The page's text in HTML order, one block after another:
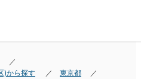
)から探す
東京都